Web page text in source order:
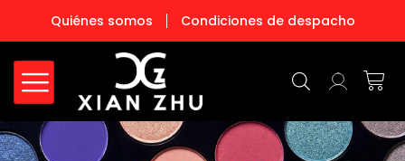
contenido
Quiénes somos Condiciones de despacho